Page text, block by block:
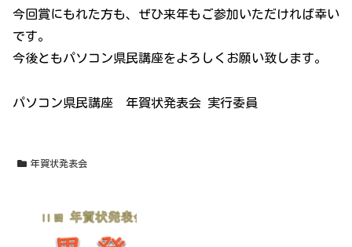
今回賞にもれた方も、ぜひ来年もご参加いただければ幸い
です。
今後ともパソコン県民講座をよろしくお願い致します。
パソコン県民講座 年賀状発表会 実行委員
年賀状発表会